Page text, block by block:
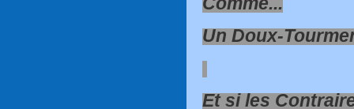
Un Doux-
Et si les